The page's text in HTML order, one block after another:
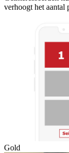
verhoogt het aantal
Gold